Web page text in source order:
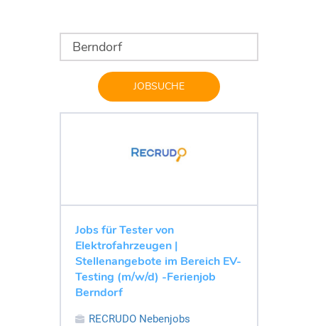
JOBSUCHE
Jobs für Tester von
Elektrofahrzeugen |
Stellenangebote im Bereich EV-
Testing (m/w/d) -Ferienjob
Berndorf
RECRUDO Nebenjobs